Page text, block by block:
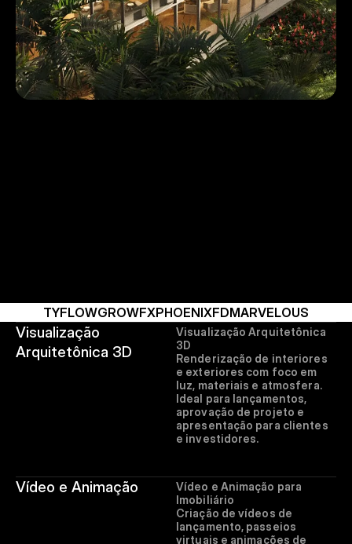
TYFLOWGROWFXPHOENIXFDMARVELOUS
Visualização
Arquitetônica 3D
Visualização Arquitetônica
3D
Renderização de interiores
e exteriores com foco em
luz, materiais e atmosfera.
Ideal para lançamentos,
aprovação de projeto e
apresentação para clientes
e investidores.
Vídeo e Animação
Vídeo e Animação para
Imobiliário
Criação de vídeos de
lançamento, passeios
virtuais e animações de